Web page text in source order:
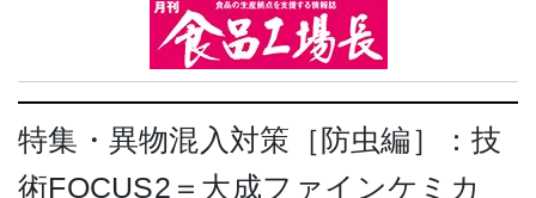
特集・異物混入対策［防虫編］：技
術FOCUS2＝大成ファインケミカ